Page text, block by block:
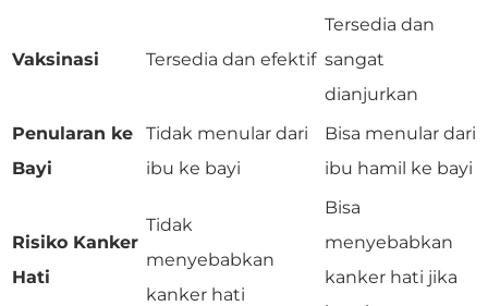
Vaksinasi Tersedia dan efektif
Tersedia dan
sangat
dianjurkan
Penularan ke
Bayi
Tidak menular dari
ibu ke bayi
Bisa menular dari
ibu hamil ke bayi
Risiko Kanker
Hati
Tidak
menyebabkan
kanker hati
Bisa
menyebabkan
kanker hati jika